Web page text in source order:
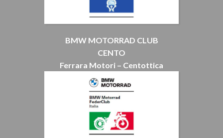
BMW MOTORRAD CLUB
CENTO
Ferrara Motori – Centottica